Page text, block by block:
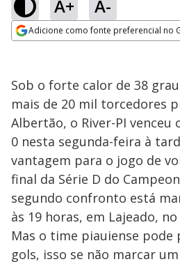
A+ A-
Adicione como fonte preferencial no
Sob o forte calor de 38
mais de 20 mil torcedores
Albertão, o River-PI venceu
0 nesta segunda-feira à
vantagem para o jogo de
final da Série D do
segundo confronto está
às 19 horas, em Lajeado,
Mas o time piauiense
gols, isso se não marcar